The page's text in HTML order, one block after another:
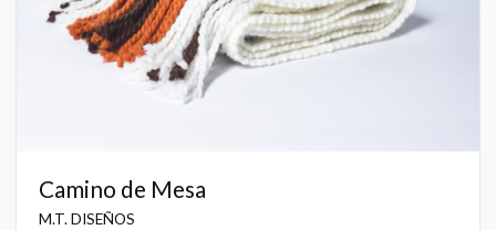
Camino de Mesa
M.T. DISEÑOS